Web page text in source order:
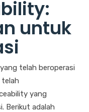
untuk
telah beroperasi
yang
Berikut adalah